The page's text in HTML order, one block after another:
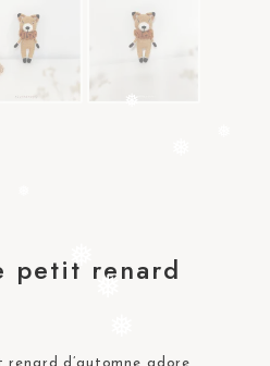
❅
❅
petit renard
d’automne adore